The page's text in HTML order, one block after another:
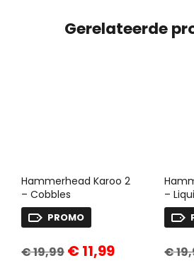
Gerelateerde
Hammerhead Karoo 2
– Cobbles
PROMO
€19,99 prijs
€11,99prijs
–
€